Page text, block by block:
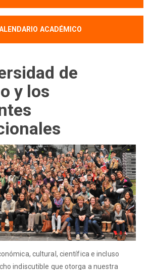
ACADÉMICO
de
y los
cultural, científica e incluso
indiscutible que otorga a nuestra